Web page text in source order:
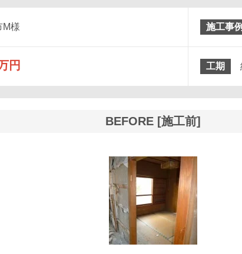
M様 施工事
円 工期
BEFORE [施工前]